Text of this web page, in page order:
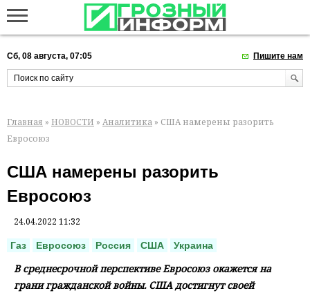
Сб, 08 августа, 07:05 Пишите нам
Главная » НОВОСТИ » Аналитика » США намерены разорить
Евросоюз
США намерены разорить
Евросоюз
24.04.2022 11:32
Газ Евросоюз Россия США Украина
В среднесрочной перспективе Евросоюз окажется на
грани гражданской войны. США достигнут своей